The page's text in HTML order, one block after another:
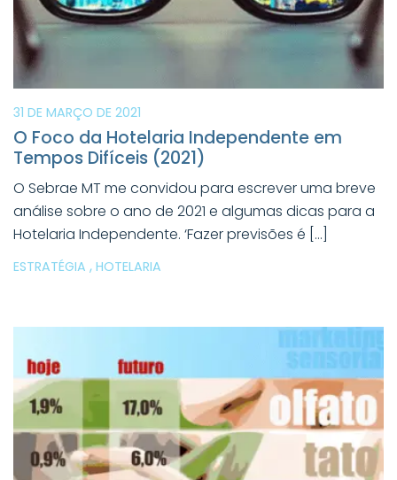
31 DE MARÇO DE 2021
O Foco da Hotelaria Independente em
Tempos Difíceis (2021)
O Sebrae MT me convidou para escrever uma breve
análise sobre o ano de 2021 e algumas dicas para a
Hotelaria Independente. ‘Fazer previsões é […]
ESTRATÉGIA , HOTELARIA